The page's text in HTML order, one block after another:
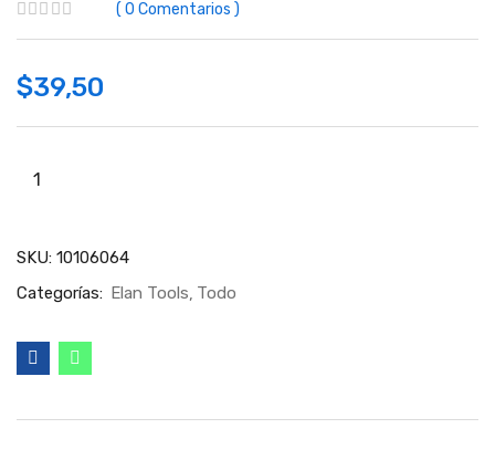
0 Comentarios
$39,50
SKU: 10106064
Categorías: Elan Tools Todo